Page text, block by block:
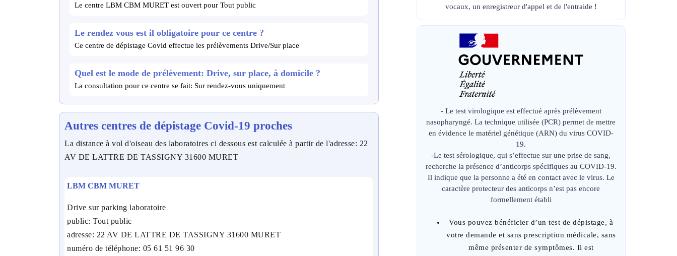
Le centre LBM CBM MURET est ouvert pour Tout public
Le rendez vous est il obligatoire pour ce centre ?
Ce centre de dépistage Covid effectue les prélèvements Drive/Sur place
Quel est le mode de prélèvement: Drive, sur place, à domicile ?
La consultation pour ce centre se fait: Sur rendez-vous uniquement
Autres centres de dépistage Covid-19 proches
La distance à vol d'oiseau des laboratoires ci dessous est calculée à partir de l'adresse: 22
AV DE LATTRE DE TASSIGNY 31600 MURET
LBM CBM MURET
Drive sur parking laboratoire
public: Tout public
adresse: 22 AV DE LATTRE DE TASSIGNY 31600 MURET
numéro de téléphone: 05 61 51 96 30
vocaux, un enregistreur d'appel et de l'entraide !
- Le test virologique est effectué après prélèvement
nasopharyngé. La technique utilisée (PCR) permet de mettre
en évidence le matériel génétique (ARN) du virus COVID-
19.
-Le test sérologique, qui s’effectue sur une prise de sang,
recherche la présence d’anticorps spécifiques au COVID-19.
Il indique que la personne a été en contact avec le virus. Le
caractère protecteur des anticorps n’est pas encore
formellement établi
Vous pouvez bénéficier d’un test de dépistage, à
votre demande et sans prescription médicale, sans
même présenter de symptômes. Il est